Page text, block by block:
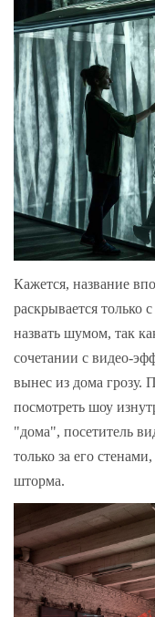
Кажется, название
раскрывается только
назвать шумом, так
сочетании с видео-
вынес из дома грозу.
посмотреть шоу
"дома", посетитель
только за его
шторма.